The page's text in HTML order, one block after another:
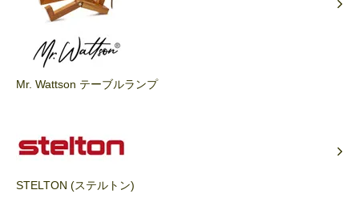
Mr. Wattson テーブルランプ
STELTON (ステルトン)